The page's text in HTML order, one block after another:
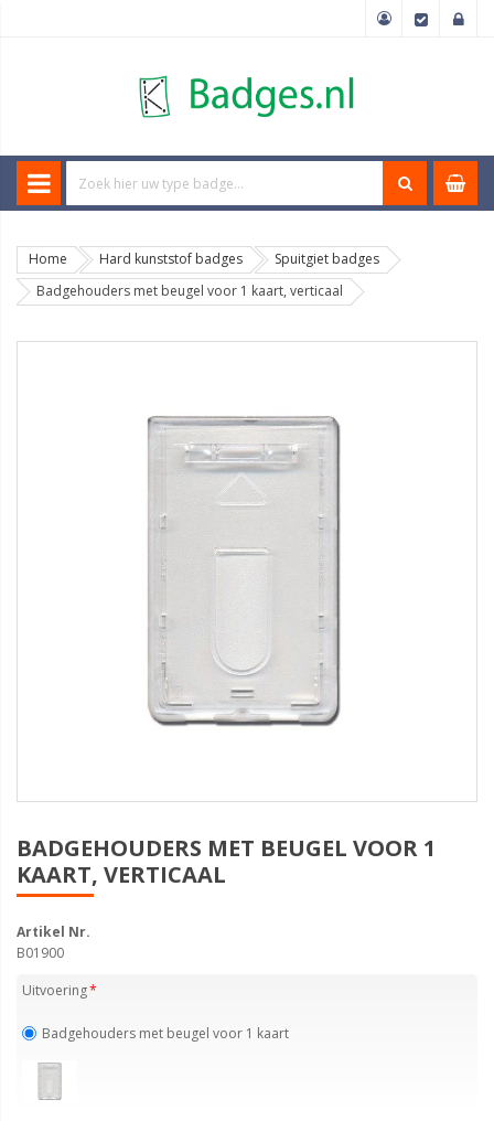
Home Hard kunststof badges
Spuitgiet badges
Badgehouders met beugel voor 1 kaart, verticaal
BADGEHOUDERS MET BEUGEL VOOR 1
KAART, VERTICAAL
Artikel Nr.
B01900
Uitvoering
Badgehouders met beugel voor 1 kaart